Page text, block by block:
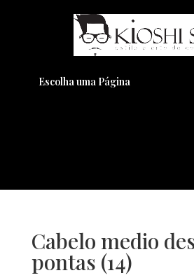
Escolha uma Página
Cabelo medio
pontas (14)
Pensando em
Visual??